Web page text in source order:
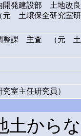
発建設部 土地改
土壌保全研究室
整課 主査 （元 土
室主任研究員）
土から